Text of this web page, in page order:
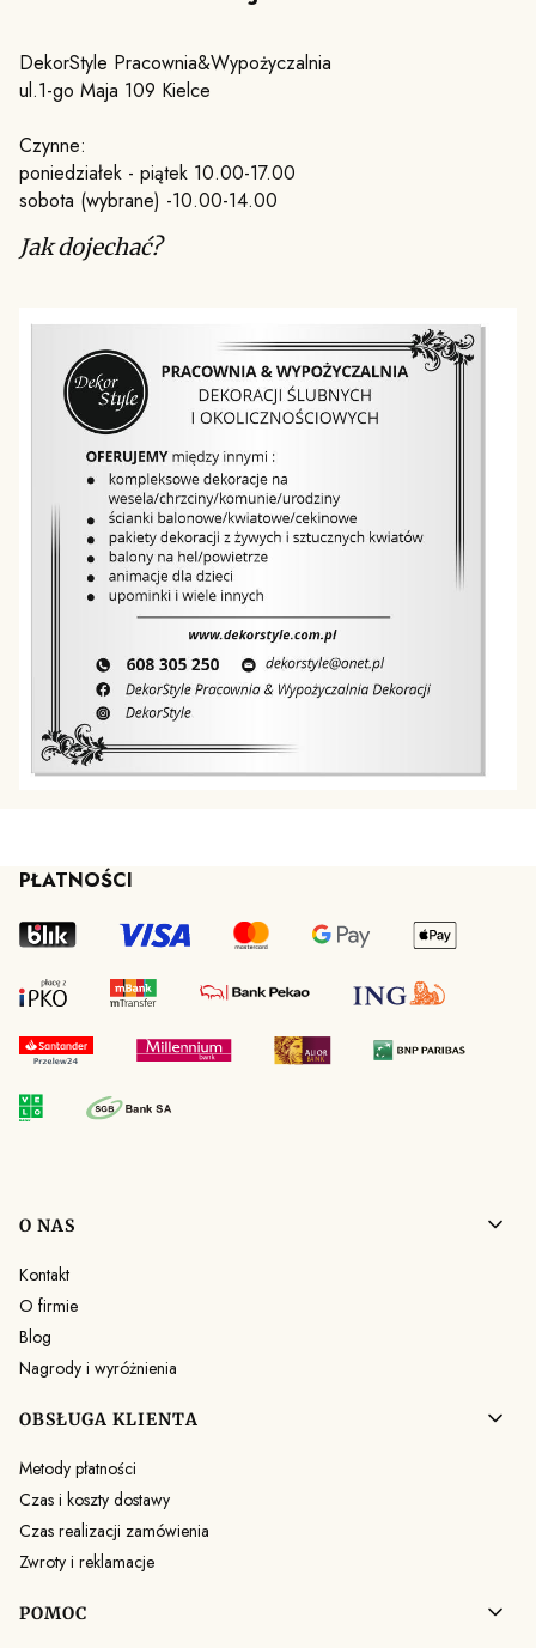
DekorStyle Pracownia&Wypożyczalnia
ul.1-go Maja 109 Kielce
Czynne:
poniedziałek - piątek 10.00-17.00
sobota (wybrane) -10.00-14.00
Jak dojechać?
PŁATNOŚCI
Linki w stopce
O NAS
Kontakt
O firmie
Blog
Nagrody i wyróżnienia
OBSŁUGA KLIENTA
Metody płatności
Czas i koszty dostawy
Czas realizacji zamówienia
Zwroty i reklamacje
POMOC